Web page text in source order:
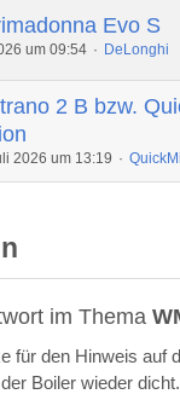
Evo S
um 09:54 DeLonghi
2 B bzw.
2026 um 13:19
im Thema
für den Hinweis auf
Boiler wieder